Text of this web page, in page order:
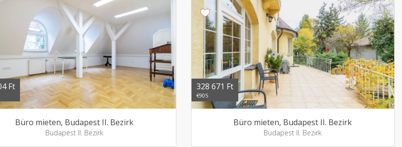
Ft
Büro mieten, Budapest II. Bezirk
Budapest II. Bezirk
328 671 Ft
€905
Büro mieten, Budapest II. Bezirk
Budapest II. Bezirk